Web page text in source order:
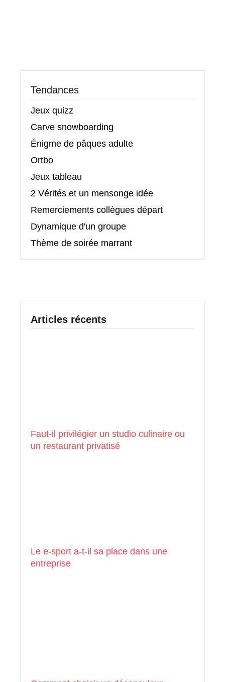
Tendances
Jeux quizz
Carve snowboarding
Énigme de pâques adulte
Ortbo
Jeux tableau
2 Vérités et un mensonge idée
Remerciements collègues départ
Dynamique d'un groupe
Thème de soirée marrant
Articles récents
Faut-il privilégier un studio culinaire ou
un restaurant privatisé
Le e-sport a-t-il sa place dans une
entreprise